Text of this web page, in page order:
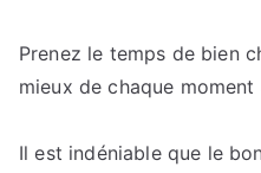
Prenez le temps de bien
mieux de chaque
Il est indéniable que le